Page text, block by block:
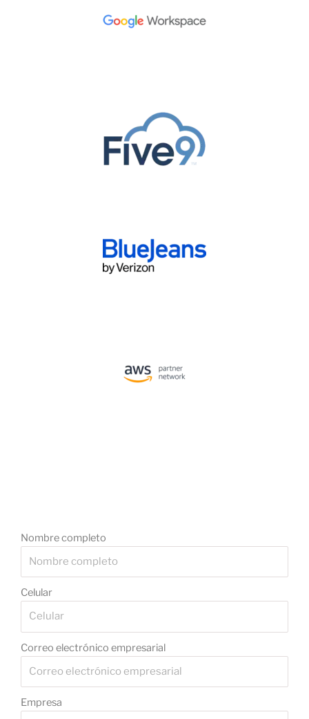
Nombre completo
Celular
Correo electrónico empresarial
Empresa